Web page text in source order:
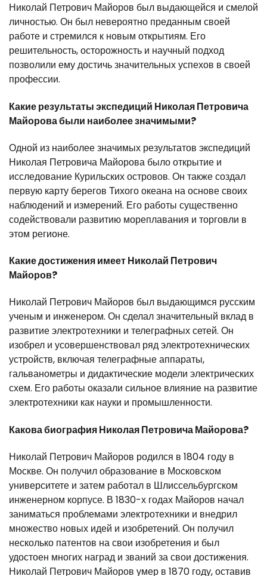
Николай Петрович Майоров был выдающейся и смелой
личностью. Он был невероятно преданным своей
работе и стремился к новым открытиям. Его
решительность, осторожность и научный подход
позволили ему достичь значительных успехов в своей
профессии.
Какие результаты экспедиций Николая Петровича
Майорова были наиболее значимыми?
Одной из наиболее значимых результатов экспедиций
Николая Петровича Майорова было открытие и
исследование Курильских островов. Он также создал
первую карту берегов Тихого океана на основе своих
наблюдений и измерений. Его работы существенно
содействовали развитию мореплавания и торговли в
этом регионе.
Какие достижения имеет Николай Петрович
Майоров?
Николай Петрович Майоров был выдающимся русским
ученым и инженером. Он сделал значительный вклад в
развитие электротехники и телеграфных сетей. Он
изобрел и усовершенствовал ряд электротехнических
устройств, включая телеграфные аппараты,
гальванометры и дидактические модели электрических
схем. Его работы оказали сильное влияние на развитие
электротехники как науки и промышленности.
Какова биография Николая Петровича Майорова?
Николай Петрович Майоров родился в 1804 году в
Москве. Он получил образование в Московском
университете и затем работал в Шлиссельбургском
инженерном корпусе. В 1830-х годах Майоров начал
заниматься проблемами электротехники и внедрил
множество новых идей и изобретений. Он получил
несколько патентов на свои изобретения и был
удостоен многих наград и званий за свои достижения.
Николай Петрович Майоров умер в 1870 году, оставив